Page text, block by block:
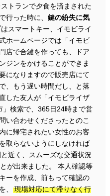
トランで夕食を済まされた
行った時に、 鍵の紛失に気
スマートキー、イモビライ
ホームページでは「イモビ
店で合鍵を作っても、ドア
ジンをかけることができま
になりますので販売店にて
、もう遅い時間だし、と落
した友人が「イモビライザ
」検索で、365日24時まで営
い合わせくださったとのこ
に帰宅されたい女性のお客
取らないようにしなければ
近く、スムーズな交通状況
が出来ました。 本人確認等
ーを作成、前もって確認の
、
現場対応にて滞りなく行